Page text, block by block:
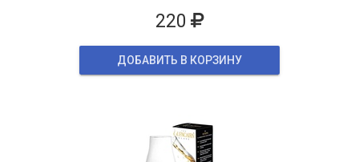
220
ДОБАВИТЬ В КОРЗИНУ